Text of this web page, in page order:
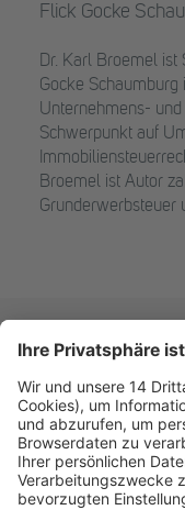
Flick Gocke
Dr. Karl Broemel ist
Gocke
Unternehmens-
Schwerpunkt auf
Broemel ist Autor
Grunderwerbsteuer
Fachmedien Recht